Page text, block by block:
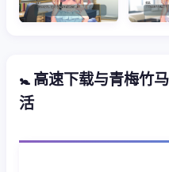
🚼 高速下载与青梅竹
活